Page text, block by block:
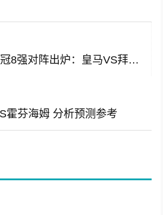
拜仁10-2晋级！欧冠8强对阵出炉：皇马VS拜仁，西甲3队，英超2队
霍芬海姆 分析预测参考